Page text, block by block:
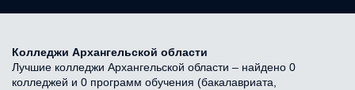
Колледжи Архангельской области
Лучшие колледжи Архангельской области – найдено 0
колледжей и 0 программ обучения (бакалавриата,